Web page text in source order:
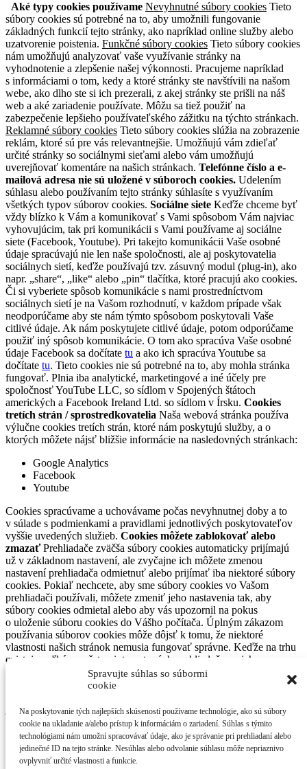
Spravujte súhlas so súbormi
cookie
Na poskytovanie tých najlepších skúseností používame technológie, ako sú súbory
cookie na ukladanie a/alebo prístup k informáciám o zariadení. Súhlas s týmito
technológiami nám umožní spracovávať údaje, ako je správanie pri prehliadaní alebo
jedinečné ID na tejto stránke. Nesúhlas alebo odvolanie súhlasu môže nepriaznivo
ovplyvniť určité vlastnosti a funkcie.
Aké typy cookies používame Nevyhnutné súbory cookies Tieto
súbory cookies sú potrebné na to, aby umožnili fungovanie
základných funkcií tejto stránky, ako napríklad online služby alebo
uzatvorenie poistenia. Funkčné súbory cookies Tieto súbory cookies
nám umožňujú analyzovať vaše využívanie stránky na
vyhodnotenie a zlepšenie našej výkonnosti. Pracujeme napríklad
s informáciami o tom, kedy a ktoré stránky ste navštívili na našom
webe, ako dlho ste si ich prezerali, z akej stránky ste prišli na náš
web a aké zariadenie používate. Môžu sa tiež použiť na
zabezpečenie lepšieho používateľského zážitku na týchto stránkach.
Reklamné súbory cookies Tieto súbory cookies slúžia na zobrazenie
reklám, ktoré sú pre vás relevantnejšie. Umožňujú vám zdieľať
určité stránky so sociálnymi sieťami alebo vám umožňujú
uverejňovať komentáre na našich stránkach. Telefónne číslo a e-
mailová adresa nie sú uložené v súboroch cookies. Udelením
súhlasu alebo používaním tejto stránky súhlasíte s využívaním
všetkých typov súborov cookies. Sociálne siete Keďže chceme byť
vždy blízko k Vám a komunikovať s Vami spôsobom Vám najviac
vyhovujúcim, tak pri komunikácii s Vami používame aj sociálne
siete (Facebook, Youtube). Pri takejto komunikácii Vaše osobné
údaje spracúvajú nie len naše spoločnosti, ale aj poskytovatelia
sociálnych sietí, keďže používajú tzv. zásuvný modul (plug-in), ako
napr. „share“, „like“ alebo „pin“ tlačítka, ktoré pracujú ako cookies.
Či si vyberiete spôsob komunikácie s nami prostredníctvom
sociálnych sietí je na Vašom rozhodnutí, v každom prípade však
neodporúčame aby ste nám týmto spôsobom poskytovali Vaše
citlivé údaje. Ak nám poskytujete citlivé údaje, potom odporúčame
použiť iný spôsob komunikácie. O tom ako spracúva Vaše osobné
údaje Facebook sa dočítate tu a ako ich spracúva Youtube sa
dočítate tu. Tieto cookies nie sú potrebné na to, aby mohla stránka
fungovať. Plnia iba analytické, marketingové a iné účely pre
spoločnosť YouTube LLC, so sídlom v Spojených štátoch
amerických a Facebook Ireland Ltd. so sídlom v Írsku. Cookies
tretích strán / sprostredkovatelia Naša webová stránka používa
výlučne cookies tretích strán, ktoré nám poskytujú služby, a o
ktorých môžete nájsť bližšie informácie na nasledovných stránkach:
Google Analytics
Facebook
Youtube
Cookies spracúvame a uchovávame počas nevyhnutnej doby a to
v súlade s podmienkami a pravidlami jednotlivých poskytovateľov
vyššie uvedených služieb. Cookies môžete zablokovať alebo
zmazaťPrehliadače zväčša súbory cookies automaticky prijímajú
už v základnom nastavení, ale zvyčajne ich môžete zmenou
nastavení prehliadača odmietnuť alebo prijímať iba niektoré súbory
cookies. Pokiaľ nechcete, aby sme súbory cookies vo Vašom
prehliadači používali, môžete zmeniť jeho nastavenia tak, aby
súbory cookies odmietal alebo aby vás upozornil na pokus
o uloženie súboru cookies do Vášho počítača. Úplným zákazom
používania súborov cookies môže dôjsť k tomu, že niektoré
vlastnosti našich stránok nemusia fungovať správne. Keďže na trhu
existuje veľké množstvo internetových prehliadačov a ich
nastavenia sú odlišné a môžu sa meniť, neuvádzame presný postup
na nastavenie každého prehliadača. Každý z nich však
jazyku „Settings“, kde nájdete nastavenia pre využívanie súborov
cookies. S Vašimi prípadnými otázkami súvisiacimi s používaním
cookies ako aj uplatnením si vašich práv sa môžete obrátiť na
kontaktnú adresu občianskeho druženia SAVIO o.z.